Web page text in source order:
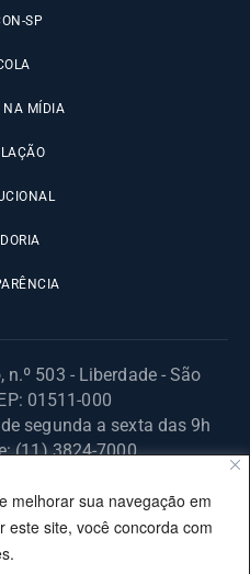
melhorar sua navegação em
este site, você concorda com
SP
NA MÍDIA
n.º 503 - Liberdade - São
01511-000
segunda a sexta das 9h
(11) 3824-7000
Todos os direitos reservados. |
pela PRODESP.